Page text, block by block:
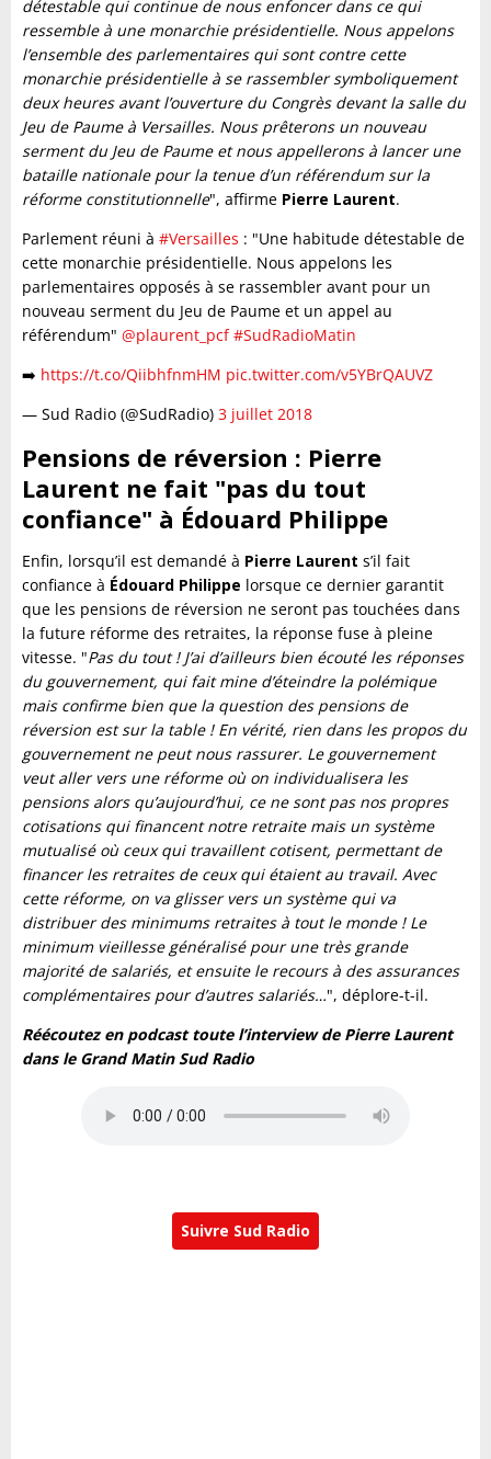
détestable qui continue de nous enfoncer dans ce qui
ressemble à une monarchie présidentielle. Nous appelons
l’ensemble des parlementaires qui sont contre cette
monarchie présidentielle à se rassembler symboliquement
deux heures avant l’ouverture du Congrès devant la salle du
Jeu de Paume à Versailles. Nous prêterons un nouveau
serment du Jeu de Paume et nous appellerons à lancer une
bataille nationale pour la tenue d’un référendum sur la
réforme constitutionnelle", affirme Pierre Laurent.
Parlement réuni à #Versailles : "Une habitude détestable de
cette monarchie présidentielle. Nous appelons les
parlementaires opposés à se rassembler avant pour un
nouveau serment du Jeu de Paume et un appel au
référendum" @plaurent_pcf #SudRadioMatin
➡️ https://t.co/QiibhfnmHM pic.twitter.com/v5YBrQAUVZ
— Sud Radio (@SudRadio) 3 juillet 2018
Pensions de réversion : Pierre
Laurent ne fait "pas du tout
confiance" à Édouard Philippe
Enfin, lorsqu’il est demandé à Pierre Laurent s’il fait
confiance à Édouard Philippe lorsque ce dernier garantit
que les pensions de réversion ne seront pas touchées dans
la future réforme des retraites, la réponse fuse à pleine
vitesse. "Pas du tout ! J’ai d’ailleurs bien écouté les réponses
du gouvernement, qui fait mine d’éteindre la polémique
mais confirme bien que la question des pensions de
réversion est sur la table ! En vérité, rien dans les propos du
gouvernement ne peut nous rassurer. Le gouvernement
veut aller vers une réforme où on individualisera les
pensions alors qu’aujourd’hui, ce ne sont pas nos propres
cotisations qui financent notre retraite mais un système
mutualisé où ceux qui travaillent cotisent, permettant de
financer les retraites de ceux qui étaient au travail. Avec
cette réforme, on va glisser vers un système qui va
distribuer des minimums retraites à tout le monde ! Le
minimum vieillesse généralisé pour une très grande
majorité de salariés, et ensuite le recours à des assurances
complémentaires pour d’autres salariés…", déplore-t-il.
Réécoutez en podcast toute l’interview de Pierre Laurent
dans le Grand Matin Sud Radio
Suivre Sud Radio